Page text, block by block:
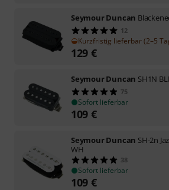
Seymour Duncan
12
Kurzfristig lieferbar (2–5
129 €
Seymour Duncan SH1N
75
Sofort lieferbar
109 €
Seymour Duncan SH-2n
WH
38
Sofort lieferbar
109 €